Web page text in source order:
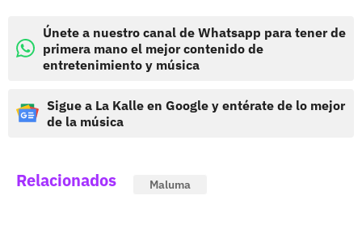
Únete a nuestro canal de Whatsapp para tener de
primera mano el mejor contenido de
entretenimiento y música
Sigue a La Kalle en Google y entérate de lo mejor
de la música
Relacionados Maluma